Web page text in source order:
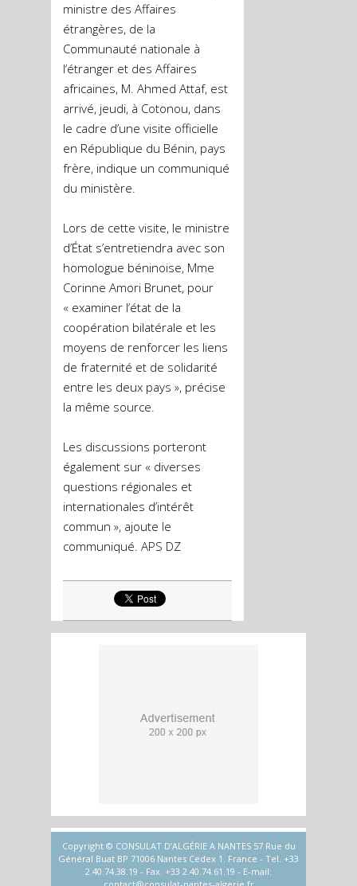
ministre des Affaires
étrangères, de la
Communauté nationale à
l’étranger et des Affaires
africaines, M. Ahmed Attaf, est
arrivé, jeudi, à Cotonou, dans
le cadre d’une visite officielle
en République du Bénin, pays
frère, indique un communiqué
du ministère.
Lors de cette visite, le ministre
d’État s’entretiendra avec son
homologue béninoise, Mme
Corinne Amori Brunet, pour
« examiner l’état de la
coopération bilatérale et les
moyens de renforcer les liens
de fraternité et de solidarité
entre les deux pays », précise
la même source.
Les discussions porteront
également sur « diverses
questions régionales et
internationales d’intérêt
commun », ajoute le
communiqué. APS DZ
Copyright © CONSULAT D’ALGÉRIE A NANTES 57 Rue du
Général Buat BP 71006 Nantes Cedex 1. France - Tel. +33
2.40.74.38.19 - Fax. +33 2.40.74.61.19 - E-mail: